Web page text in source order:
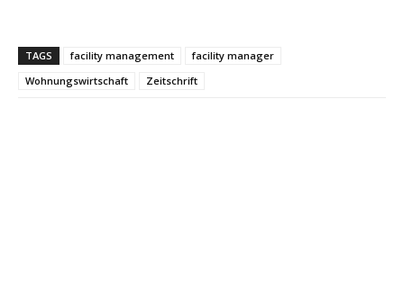
TAGS facility management
facility manager
Wohnungswirtschaft
Zeitschrift